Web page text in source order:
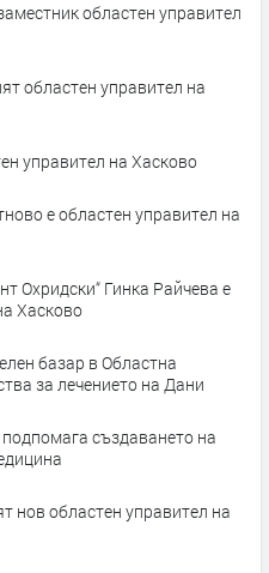
областен управител
областен управител на
управител на Хасково
е областен управител на
Охридски“ Гинка Райчева е
Хасково
базар в Областна
за лечението на Дани
създаването на
нов областен управител на